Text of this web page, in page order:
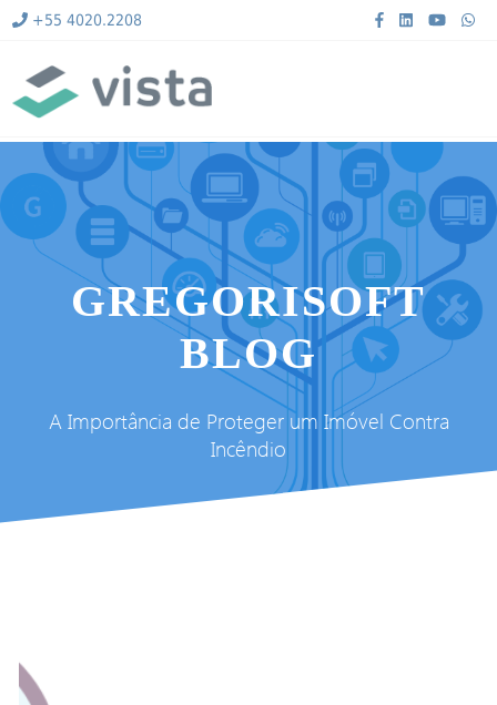
+55 4020.2208
GREGORISOFT
BLOG
A Importância de Proteger um Imóvel Contra
Incêndio